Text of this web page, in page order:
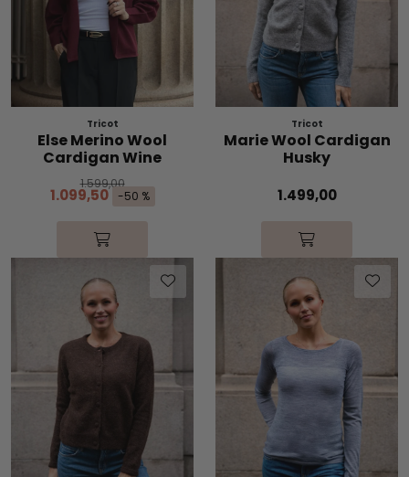
Tricot
Else Merino Wool
Cardigan Wine
1.599,00
1.099,50 -50 %
Tricot
Marie Wool Cardigan
Husky
1.499,00